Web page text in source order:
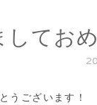
してお
うございます！